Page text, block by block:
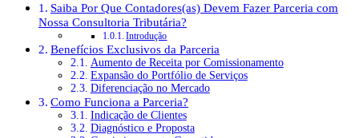
Saiba Por Que Contadores(as) Devem Fazer Parceria com
Nossa Consultoria Tributária?
Introdução
Benefícios Exclusivos da Parceria
Aumento de Receita por Comissionamento
Expansão do Portfólio de Serviços
Diferenciação no Mercado
Como Funciona a Parceria?
Indicação de Clientes
Diagnóstico e Proposta